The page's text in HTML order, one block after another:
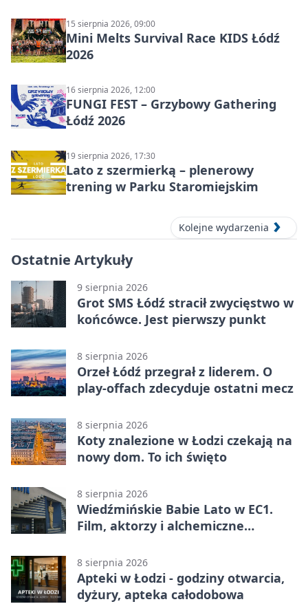
15 sierpnia 2026, 09:00
Mini Melts Survival Race KIDS Łódź
2026
16 sierpnia 2026, 12:00
FUNGI FEST – Grzybowy Gathering
Łódź 2026
19 sierpnia 2026, 17:30
Lato z szermierką – plenerowy
trening w Parku Staromiejskim
Kolejne wydarzenia
Ostatnie Artykuły
9 sierpnia 2026
Grot SMS Łódź stracił zwycięstwo w
końcówce. Jest pierwszy punkt
8 sierpnia 2026
Orzeł Łódź przegrał z liderem. O
play-offach zdecyduje ostatni mecz
8 sierpnia 2026
Koty znalezione w Łodzi czekają na
nowy dom. To ich święto
8 sierpnia 2026
Wiedźmińskie Babie Lato w EC1.
Film, aktorzy i alchemiczne
8 sierpnia 2026
Apteki w Łodzi - godziny otwarcia,
dyżury, apteka całodobowa